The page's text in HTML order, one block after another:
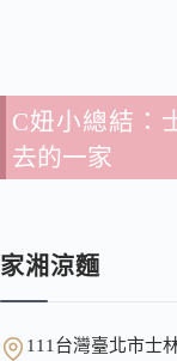
C妞小總結：
去的一家
家湘涼麵
111台灣臺北市士